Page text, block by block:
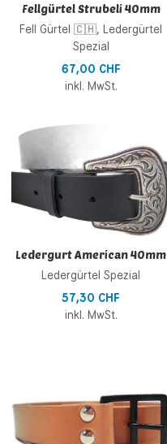
Fellgürtel Strubeli 40mm
Fell Gürtel 🇨🇭, Ledergürtel
Spezial
67,00 CHF
inkl. MwSt.
Ledergurt American 40mm
Ledergürtel Spezial
57,30 CHF
inkl. MwSt.